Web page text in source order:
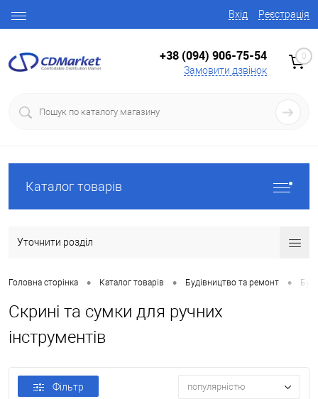
Вхід Реєстрація
+38 (094) 906-75-54
Замовити дзвінок
0
Каталог товарів
Уточнити розділ
Головна сторінка • Каталог товарів • Будівництво та ремонт •
Скрині та сумки для ручних
інструментів
Фільтр популярністю